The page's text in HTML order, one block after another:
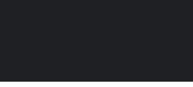
debutó en el